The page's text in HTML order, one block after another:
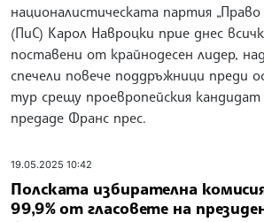
националистическата партия
(ПиС) Карол Навроцки прие днес
поставени от крайнодесен лидер,
спечели повече поддръжници преди
тур срещу проевропейския кандидат
предаде Франс прес.
19.05.2025 10:42
Полската избирателна
99,9% от гласовете на